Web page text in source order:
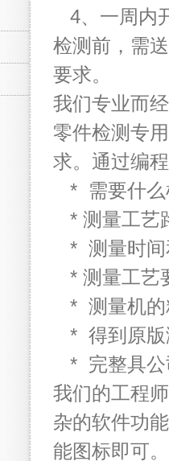
4、一周内
检测前，需
要求。
我们专业而
零件检测专
求。通过编
* 需要什么
* 测量工艺
* 测量时间
* 测量工艺
* 测量机的
* 得到原版
* 完整具公
我们的工程
杂的软件功
能图标即可。